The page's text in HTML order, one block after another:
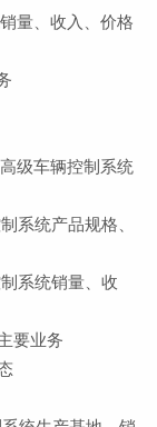
量、收入、价格
级车辆控制系统
系统产品规格、
系统销量、收
要业务